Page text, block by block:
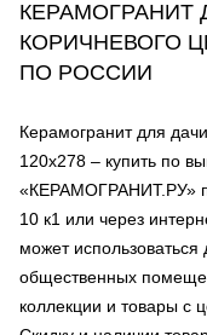
КЕРАМОГРАНИТ
КОРИЧНЕВОГО
ПО РОССИИ
Керамогранит для
120х278 – купить по
«КЕРАМОГРАНИТ.РУ»
10 к1 или через
может
общественных
коллекции и товары с